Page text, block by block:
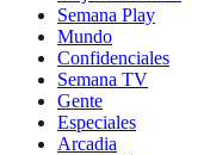
Semana Play
Mundo
Confidenciales
Semana TV
Gente
Especiales
Arcadia